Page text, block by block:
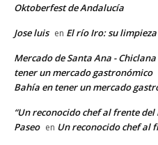
Oktoberfest de Andalucía
Jose luis en El río Iro: su
Mercado de Santa Ana -
tener un mercado gastronómico
Bahía en tener un mercado
“Un reconocido chef al frente
Paseo en Un reconocido chef al